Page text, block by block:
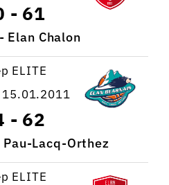
- 61
Elan Chalon
ELITE
15.01.2011
- 62
Pau-Lacq-Orthez
ELITE